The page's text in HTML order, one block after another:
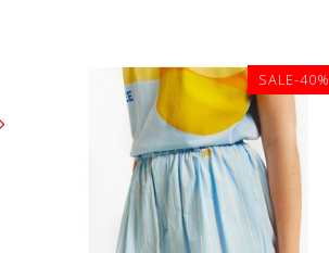
SALE-40%